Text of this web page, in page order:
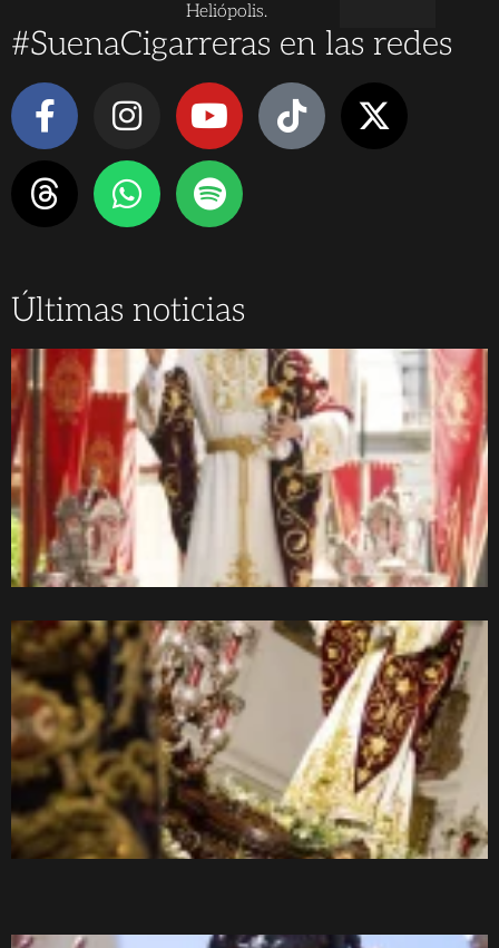
Heliópolis.
#SuenaCigarreras en las redes
Últimas noticias